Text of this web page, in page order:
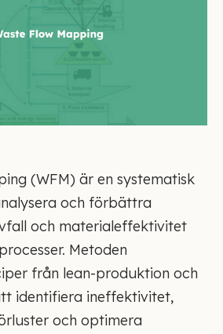
(WFM) är en systematisk
och förbättra
och materialeffektivitet
Metoden
från lean-produktion och
identifiera ineffektivitet,
och optimera